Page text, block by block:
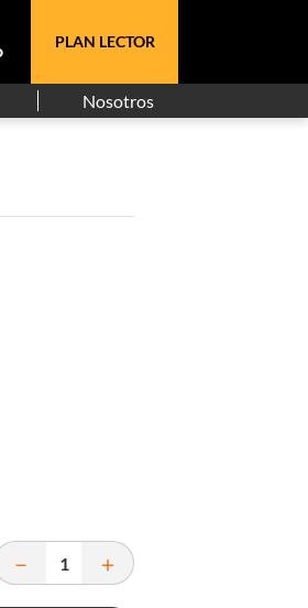
PLAN LECTOR
Nosotros
＋
－